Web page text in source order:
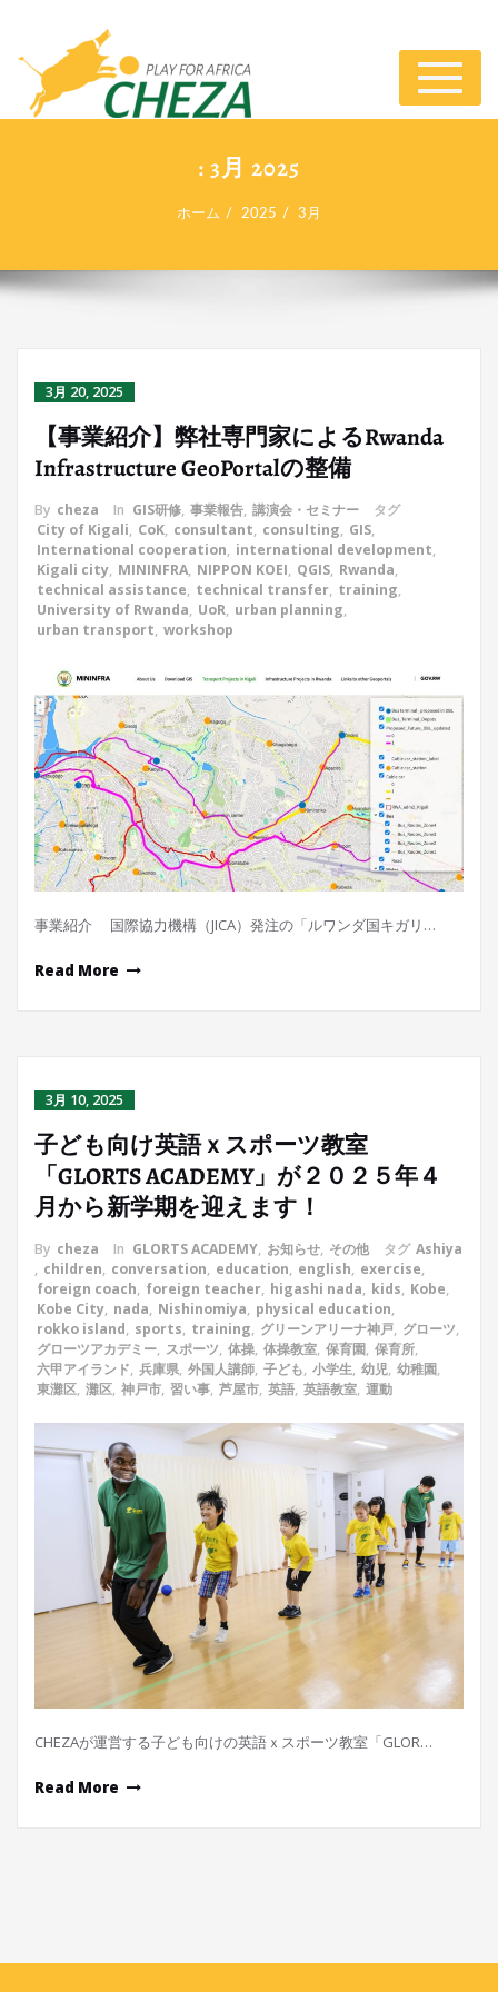
ナ
ビ
ゲ
り
替
: 3月 2025
ホーム 2025 3月
3月 20, 2025
【事業紹介】弊社専門家によるRwanda
Infrastructure GeoPortalの整備
By cheza In GIS研修, 事業報告, 講演会・セミナー
タグ
City of Kigali, CoK, consultant, consulting, GIS,
International cooperation, international development,
Kigali city, MININFRA, NIPPON KOEI, QGIS, Rwanda,
technical assistance, technical transfer, training,
University of Rwanda, UoR, urban planning,
urban transport, workshop
事業紹介 国際協力機構（JICA）発注の「ルワンダ国キガリ…
Read More
3月 10, 2025
子ども向け英語ｘスポーツ教室
「GLORTS ACADEMY」が２０２５年４
月から新学期を迎えます！
By cheza In GLORTS ACADEMY, お知らせ, その他 タグ Ashiya
, children, conversation, education, english, exercise,
foreign coach, foreign teacher, higashi nada, kids, Kobe,
Kobe City, nada, Nishinomiya, physical education,
rokko island, sports, training, グリーンアリーナ神戸, グローツ,
グローツアカデミー, スポーツ, 体操, 体操教室, 保育園, 保育所,
六甲アイランド, 兵庫県, 外国人講師, 子ども, 小学生, 幼児, 幼稚園,
東灘区, 灘区, 神戸市, 習い事, 芦屋市, 英語, 英語教室, 運動
CHEZAが運営する子ども向けの英語ｘスポーツ教室「GLOR…
Read More